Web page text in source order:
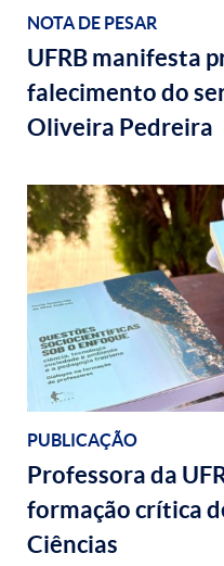
NOTA DE PESAR
UFRB manifesta
falecimento do
Oliveira Pedreira
PUBLICAÇÃO
Professora da
formação crítica
Ciências